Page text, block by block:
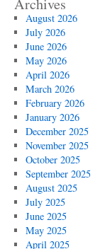
Archives
August 2026
July 2026
June 2026
May 2026
April 2026
March 2026
February 2026
January 2026
December 2025
November 2025
October 2025
September 2025
August 2025
July 2025
June 2025
May 2025
April 2025